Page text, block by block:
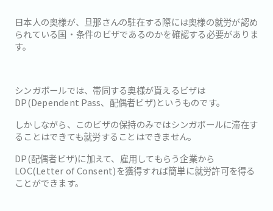
日本人の奥様が、旦那さんの駐在する際には奥様の就労が認め
られている国・条件のビザであるのかを確認する必要がありま
す。
シンガポールでは、帯同する奥様が貰えるビザは
DP(Dependent Pass、配偶者ビザ)というものです。
しかしながら、このビザの保持のみではシンガポールに滞在す
ることはできても就労することはできません。
DP(配偶者ビザ)に加えて、雇用してもらう企業から
LOC(Letter of Consent)を獲得すれば簡単に就労許可を得る
ことができます。